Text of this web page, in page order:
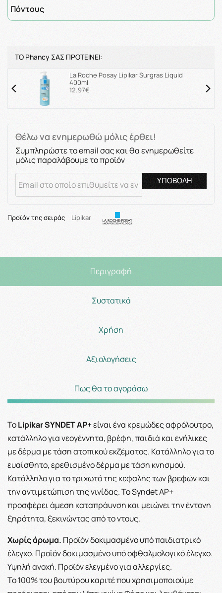
Πόντους
ΤΟ Phancy ΣΑΣ ΠΡΟΤΕΙΝΕΙ:
La Roche Posay Lipikar Surgras Liquid
400ml
12.97€
Θέλω να ενημερωθώ μόλις έρθει!
Συμπληρώστε το email σας και θα ενημερωθείτε
μόλις παραλάβουμε το προϊόν
ΥΠΟΒΟΛΗ
Προϊόν της σειράς Lipikar
Περιγραφή
Συστατικά
Χρήση
Αξιολογήσεις
Πως θα το αγοράσω
ΤοLipikar SYNDET AP+είναι ένα κρεμώδες αφρόλουτρο,
κατάλληλο για νεογέννητα, βρέφη, παιδιά και ενήλικες
με δέρμα με τάση ατοπικού εκζέματος. Κατάλληλο για το
ευαίσθητο, ερεθισμένο δέρμα με τάση κνησμού.
Κατάλληλο για το τριχωτό της κεφαλής των βρεφών και
την αντιμετώπιση της νινίδας. Το Syndet AP+
προσφέρει άμεση καταπράυνση και μειώνει την έντονη
ξηρότητα, ξεκινώντας από το ντους.
Χωρίς άρωμα. Προϊόν δοκιμασμένο υπό παιδιατρικό
έλεγχο. Προϊόν δοκιμασμένο υπό οφθαλμολογικό έλεγχο.
Υψηλή ανοχή. Προϊόν ελεγμένο για αλλεργίες.
Το 100% του βουτύρου καριτέ που χρησιμοποιούμε